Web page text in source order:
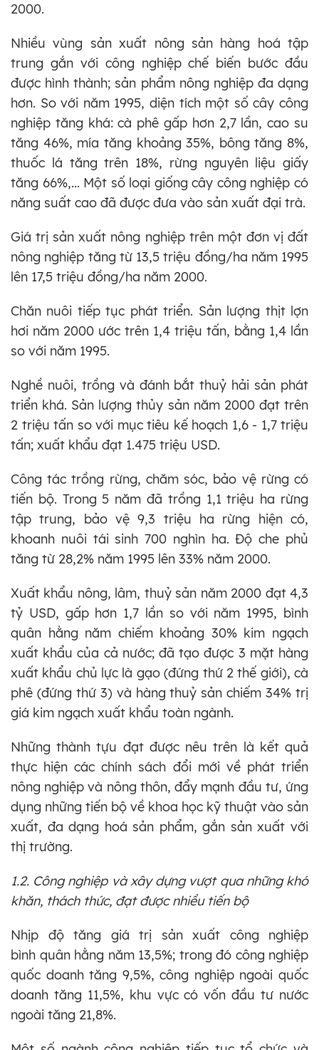
2000.
Nhiều vùng sản xuất nông sản hàng hoá tập
trung gắn với công nghiệp chế biến bước đầu
được hình thành; sản phẩm nông nghiệp đa dạng
hơn. So với năm 1995, diện tích một số cây công
nghiệp tăng khá: cà phê gấp hơn 2,7 lần, cao su
tăng 46%, mía tăng khoảng 35%, bông tăng 8%,
thuốc lá tăng trên 18%, rừng nguyên liệu giấy
tăng 66%,... Một số loại giống cây công nghiệp có
năng suất cao đã được đưa vào sản xuất đại trà.
Giá trị sản xuất nông nghiệp trên một đơn vị đất
nông nghiệp tăng từ 13,5 triệu đồng/ha năm 1995
lên 17,5 triệu đồng/ha năm 2000.
Chăn nuôi tiếp tục phát triển. Sản lượng thịt lợn
hơi năm 2000 ước trên 1,4 triệu tấn, bằng 1,4 lần
so với năm 1995.
Nghề nuôi, trồng và đánh bắt thuỷ hải sản phát
triển khá. Sản lượng thủy sản năm 2000 đạt trên
2 triệu tấn so với mục tiêu kế hoạch 1,6 - 1,7 triệu
tấn; xuất khẩu đạt 1.475 triệu USD.
Công tác trồng rừng, chăm sóc, bảo vệ rừng có
tiến bộ. Trong 5 năm đã trồng 1,1 triệu ha rừng
tập trung, bảo vệ 9,3 triệu ha rừng hiện có,
khoanh nuôi tái sinh 700 nghìn ha. Độ che phủ
tăng từ 28,2% năm 1995 lên 33% năm 2000.
Xuất khẩu nông, lâm, thuỷ sản năm 2000 đạt 4,3
tỷ USD, gấp hơn 1,7 lần so với năm 1995, bình
quân hằng năm chiếm khoảng 30% kim ngạch
xuất khẩu của cả nước; đã tạo được 3 mặt hàng
xuất khẩu chủ lực là gạo (đứng thứ 2 thế giới), cà
phê (đứng thứ 3) và hàng thuỷ sản chiếm 34% trị
giá kim ngạch xuất khẩu toàn ngành.
Những thành tựu đạt được nêu trên là kết quả
thực hiện các chính sách đổi mới về phát triển
nông nghiệp và nông thôn, đẩy mạnh đầu tư, ứng
dụng những tiến bộ về khoa học kỹ thuật vào sản
xuất, đa dạng hoá sản phẩm, gắn sản xuất với
thị trường.
1.2. Công nghiệp và xây dựng vượt qua những khó
khăn, thách thức, đạt được nhiều tiến bộ
Nhịp độ tăng giá trị sản xuất công nghiệp
bình quân hằng năm 13,5%; trong đó công nghiệp
quốc doanh tăng 9,5%, công nghiệp ngoài quốc
doanh tăng 11,5%, khu vực có vốn đầu tư nước
ngoài tăng 21,8%.